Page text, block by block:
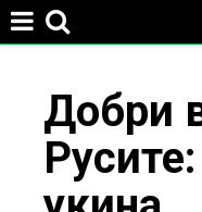
here
Добри